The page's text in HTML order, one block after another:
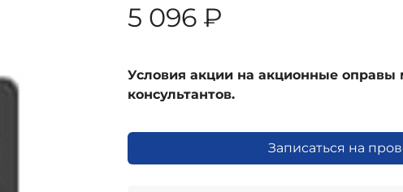
5 096 ₽
Условия акции на акционные
консультантов.
Записаться на